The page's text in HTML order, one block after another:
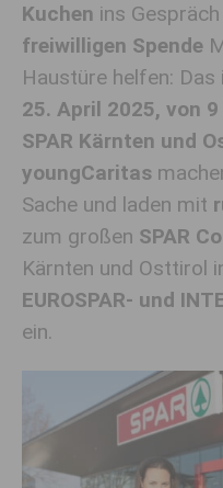
Kuchen ins
freiwilligen Spende
Haustüre helfen:
25. April 2025, von
SPAR Kärnten und
youngCaritas
Sache und laden mit
zum großen SPAR
Kärnten und Osttirol
EUROSPAR- und
ein.